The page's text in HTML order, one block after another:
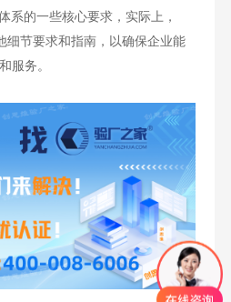
的一些核心要求，实际上，
细节要求和指南，以确保企业能
服务。